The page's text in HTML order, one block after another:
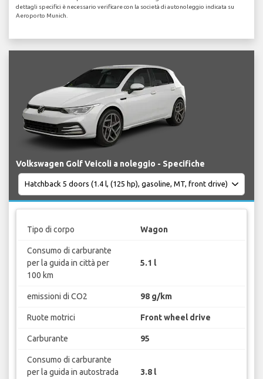
dettagli specifici è necessario verificare con la società di autonoleggio indicata su
Aeroporto Munich.
Volkswagen Golf Veicoli a noleggio - Specifiche
Tipo di corpo Wagon
Consumo di carburante
per la guida in città per
100 km
5.1 l
emissioni di CO2 98 g/km
Ruote motrici Front wheel drive
Carburante 95
Consumo di carburante
per la guida in autostrada
3.8 l